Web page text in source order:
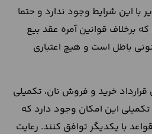
با این شرایط وجود ندارد و حتما
برخلاف قوانین آمره عقد بیع
باطل است و هیچ اعتباری
قرارداد خرید و فروش نان، تکمیلی
این امکان وجود دارد که
با یکدیگر توافق کنند. رعایت